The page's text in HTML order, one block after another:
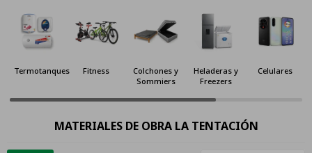
Termotanques Fitness
Colchones y
Sommiers
Heladeras y
Freezers
Celulares
MATERIALES DE OBRA LA TENTACIÓN